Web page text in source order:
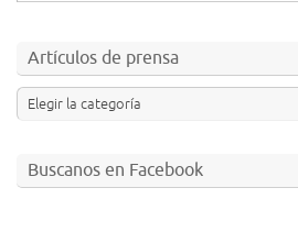
Artículos de prensa
Buscanos en Facebook